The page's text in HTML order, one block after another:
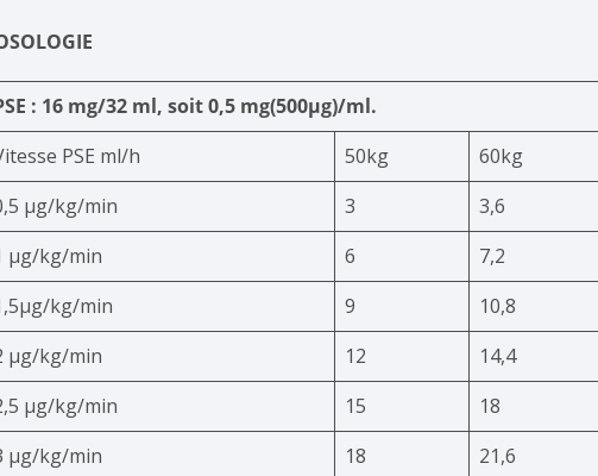
: 16 mg/32 ml, soit 0,5 mg(500µg)/ml.
PSE ml/h
50kg 60kg
μg/kg/min
3 3,6
μg/kg/min
6 7,2
kg/min
9 10,8
μg/kg/min
12 14,4
μg/kg/min
15 18
μg/kg/min
18 21,6